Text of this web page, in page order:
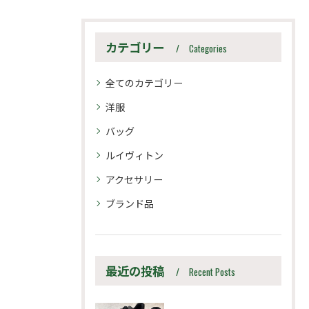
カテゴリー Categories
全てのカテゴリー
洋服
バッグ
ルイヴィトン
アクセサリー
ブランド品
最近の投稿 Recent Posts